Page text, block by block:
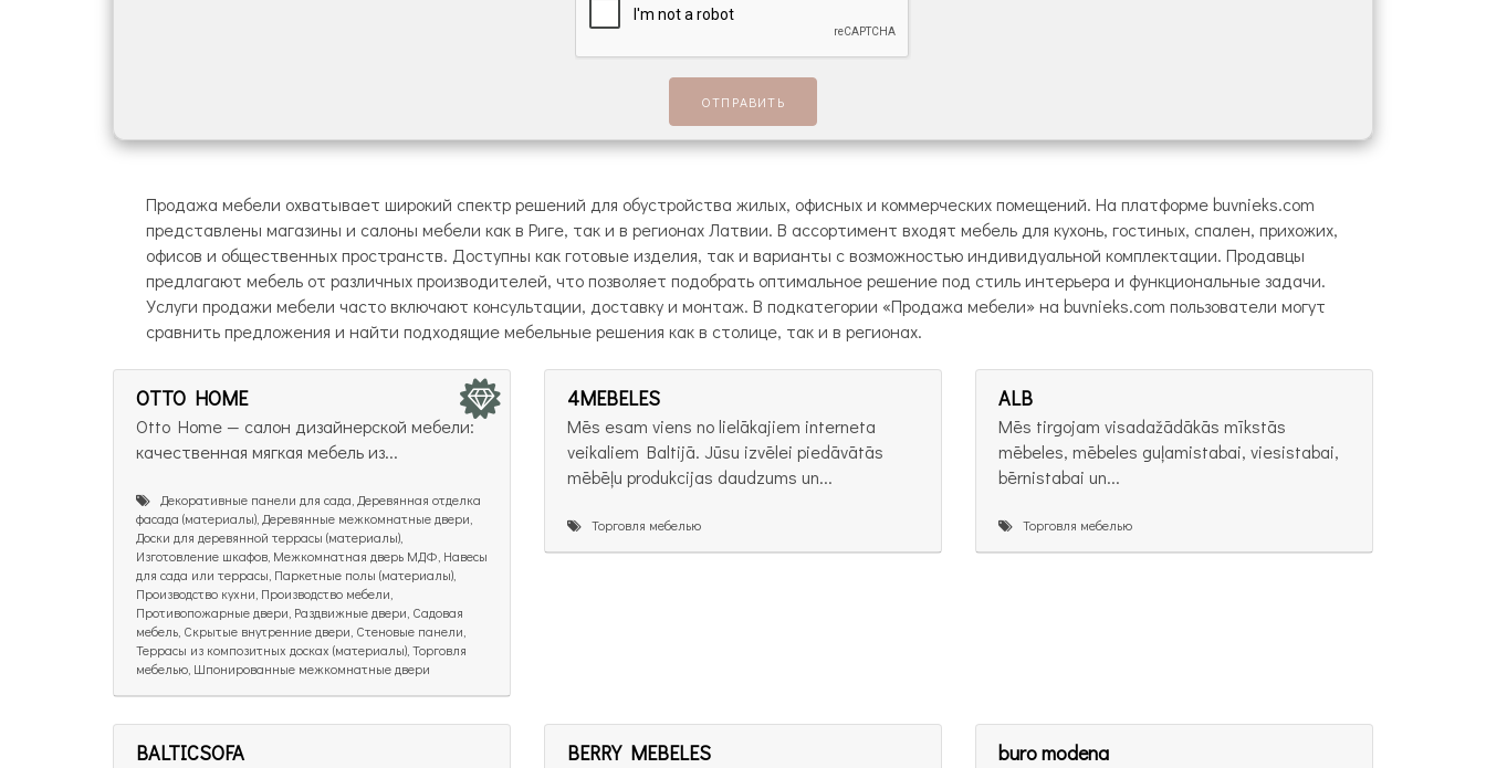
Продажа мебели охватывает широкий спектр решений для обустройства жилых, офисных и коммерческих помещений. На платформе buvnieks.com
представлены магазины и салоны мебели как в Риге, так и в регионах Латвии. В ассортимент входят мебель для кухонь, гостиных, спален, прихожих,
офисов и общественных пространств. Доступны как готовые изделия, так и варианты с возможностью индивидуальной комплектации. Продавцы
предлагают мебель от различных производителей, что позволяет подобрать оптимальное решение под стиль интерьера и функциональные задачи.
Услуги продажи мебели часто включают консультации, доставку и монтаж. В подкатегории «Продажа мебели» на buvnieks.com пользователи могут
сравнить предложения и найти подходящие мебельные решения как в столице, так и в регионах.
OTTO HOME
Otto Home — салон дизайнерской мебели:
качественная мягкая мебель из...
Декоративные панели для сада, Деревянная отделка
фасада (материалы), Деревянные межкомнатные двери,
Доски для деревянной террасы (материалы),
Изготовление шкафов, Межкомнатная дверь МДФ, Навесы
для сада или террасы, Паркетные полы (материалы),
Производство кухни, Производство мебели,
Противопожарные двери, Раздвижные двери, Садовая
мебель, Скрытые внутренние двери, Стеновые панели,
Террасы из композитных досках (материалы), Торговля
мебелью, Шпонированные межкомнатные двери
4MEBELES
Mēs esam viens no lielākajiem interneta
veikaliem Baltijā. Jūsu izvēlei piedāvātās
mēbēļu produkcijas daudzums un...
Торговля мебелью
ALB
Mēs tirgojam visadažādākās mīkstās
mēbeles, mēbeles guļamistabai, viesistabai,
bērnistabai un...
Торговля мебелью
BALTICSOFA BERRY MEBELES buro modena